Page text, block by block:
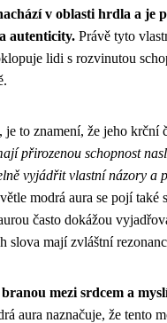
v oblasti hrdla a je
autenticity. Právě tyto
lidi s rozvinutou
to znamení, že jeho krční
přirozenou schopnost
vyjádřit vlastní názory a
modrá aura se pojí také
často dokážou
slova mají zvláštní
mezi srdcem a
aura naznačuje, že tento